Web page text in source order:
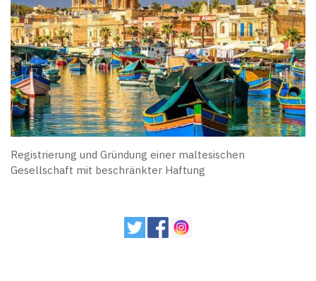
Registrierung und Gründung einer maltesischen
Gesellschaft mit beschränkter Haftung